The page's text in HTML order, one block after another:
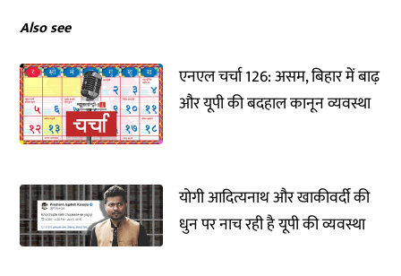
Also see
एनएल चर्चा 126: असम, बिहार में बाढ़
और यूपी की बदहाल कानून व्यवस्था
योगी आदित्यनाथ और खाकीवर्दी की
धुन पर नाच रही है यूपी की व्यवस्था